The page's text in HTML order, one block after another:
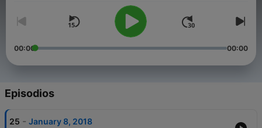
00:00 00:00
Episodios
25 - January 8, 2018